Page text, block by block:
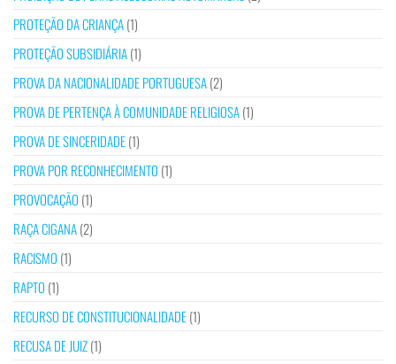
PROTEÇÃO DA CRIANÇA(1)
PROTEÇÃO SUBSIDIÁRIA(1)
PROVA DA NACIONALIDADE PORTUGUESA(2)
PROVA DE PERTENÇA À COMUNIDADE RELIGIOSA(1)
PROVA DE SINCERIDADE(1)
PROVA POR RECONHECIMENTO (1)
PROVOCAÇÃO (1)
RAÇA CIGANA(2)
RACISMO (1)
RAPTO (1)
RECURSO DE CONSTITUCIONALIDADE(1)
RECUSA DE JUIZ(1)